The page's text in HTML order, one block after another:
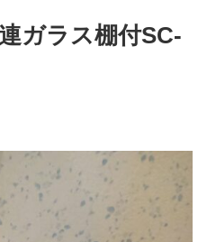
ガラス棚付SC-